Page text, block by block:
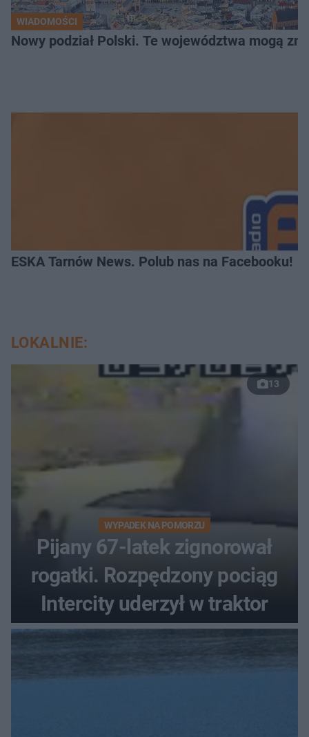
WIADOMOŚCI
Nowy podział Polski. Te województwa mogą
ESKA Tarnów News. Polub nas na Facebooku!
LOKALNIE:
13
WYPADEK NA POMORZU
Pijany 67-latek zignorował
rogatki. Rozpędzony pociąg
Intercity uderzył w traktor